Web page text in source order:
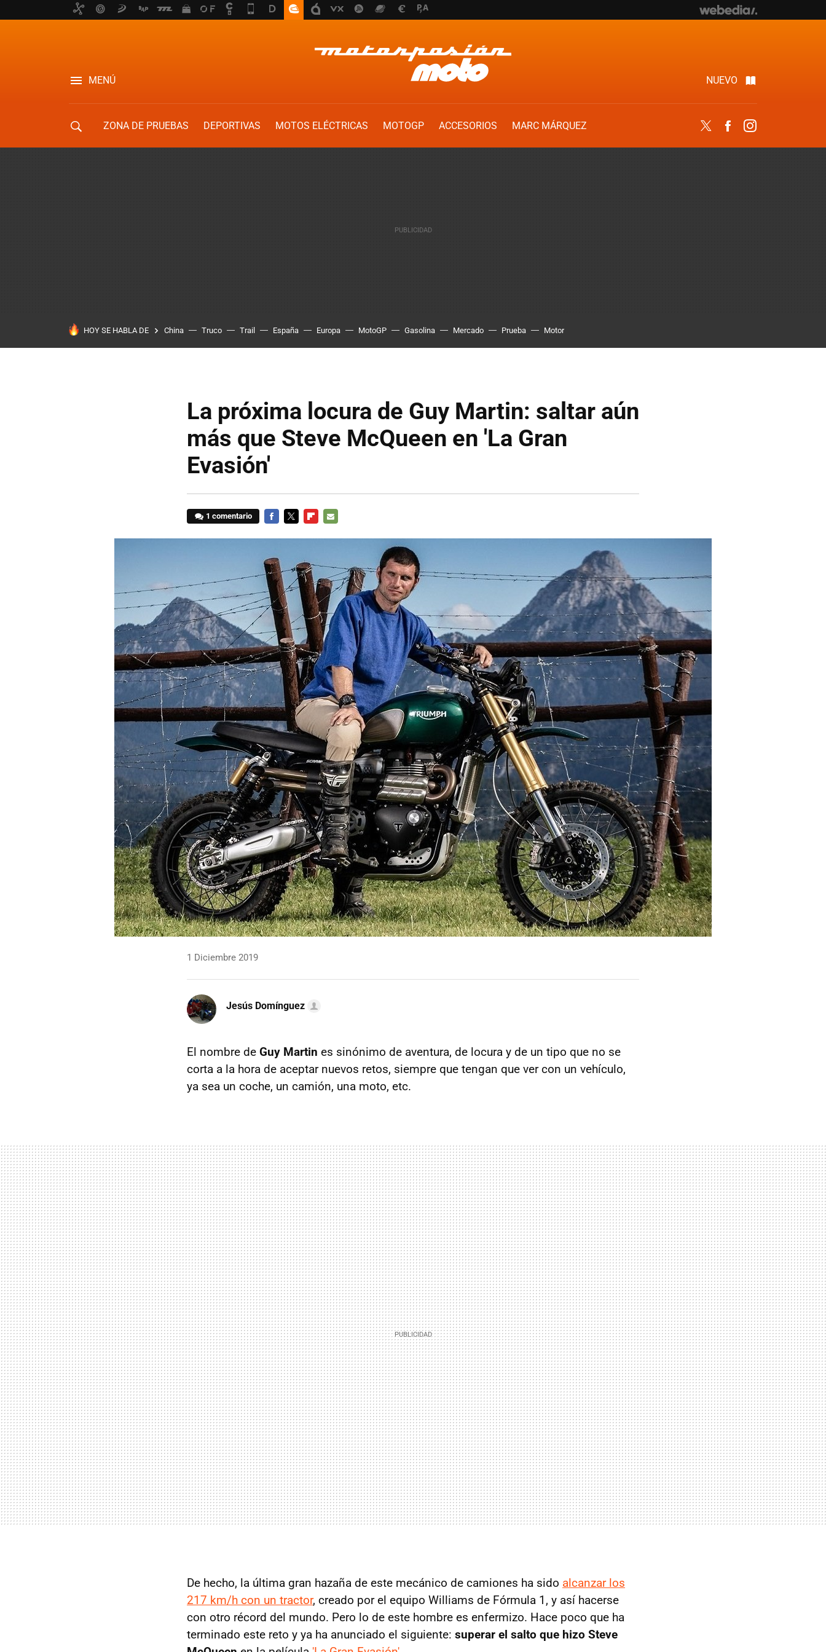
MENÚ NUEVO
ZONA DE PRUEBAS DEPORTIVAS MOTOS ELÉCTRICAS MOTOGP ACCESORIOS
MARC MÁRQUEZ
Twitter Facebook
HOY SE HABLA DE China Truco Trail España Europa MotoGP Gasolina Mercado Prueba Motor
La próxima locura de Guy Martin: saltar aún
más que Steve McQueen en 'La Gran
Evasión'
1 comentario
1 Diciembre 2019
Jesús Domínguez
El nombre de Guy Martin es sinónimo de aventura, de locura y de un tipo que no se
corta a la hora de aceptar nuevos retos, siempre que tengan que ver con un vehículo,
ya sea un coche, un camión, una moto, etc.
De hecho, la última gran hazaña de este mecánico de camiones ha sido alcanzar los
217 km/h con un tractor, creado por el equipo Williams de Fórmula 1, y así hacerse
con otro récord del mundo. Pero lo de este hombre es enfermizo. Hace poco que ha
terminado este reto y ya ha anunciado el siguiente: superar el salto que hizo Steve